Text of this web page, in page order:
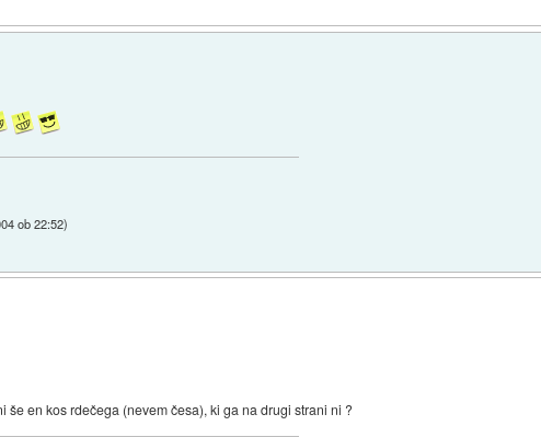
ob 22:52)
še en kos rdečega (nevem česa), ki ga na drugi strani ni ?